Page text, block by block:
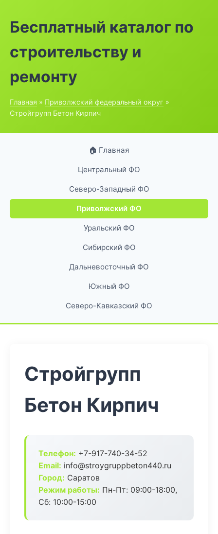
Бесплатный каталог по
строительству и
ремонту
Главная » Приволжский федеральный округ »
Стройгрупп Бетон Кирпич
🏠 Главная
Центральный ФО
Северо-Западный ФО
Приволжский ФО
Уральский ФО
Сибирский ФО
Дальневосточный ФО
Южный ФО
Северо-Кавказский ФО
Стройгрупп
Бетон Кирпич
Телефон: +7-917-740-34-52
Email: info@stroygruppbeton440.ru
Город: Саратов
Режим работы: Пн-Пт: 09:00-18:00,
Сб: 10:00-15:00